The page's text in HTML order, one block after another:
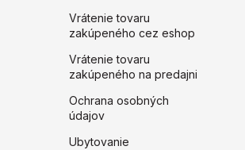
Vrátenie tovaru
zakúpeného cez eshop
Vrátenie tovaru
zakúpeného na predajni
Ochrana osobných
údajov
Ubytovanie